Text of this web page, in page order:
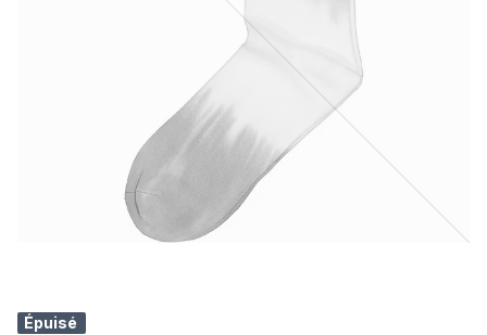
Épuisé